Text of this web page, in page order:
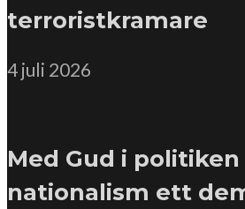
terroristkramare
4 juli 2026
Med Gud i
nationalism ett